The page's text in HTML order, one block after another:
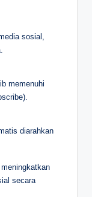
sosial,
memenuhi
diarahkan
secara